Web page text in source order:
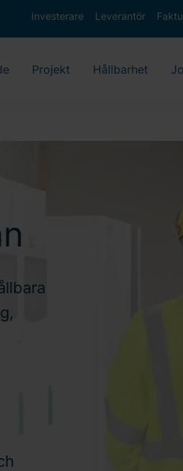
Investerare Leverantör
Projekt Hållbarhet